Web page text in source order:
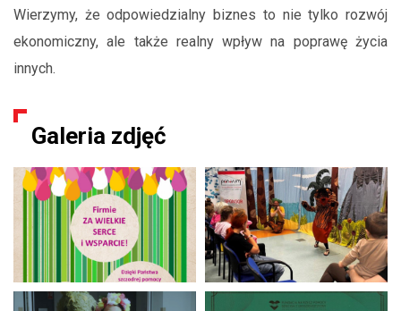
Wierzymy, że odpowiedzialny biznes to nie tylko rozwój
ekonomiczny, ale także realny wpływ na poprawę życia
innych.
Galeria zdjęć